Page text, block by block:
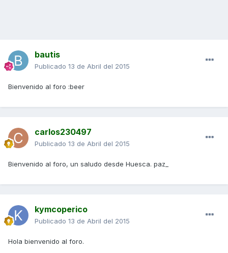
bautis
Publicado 13 de Abril del 2015
Bienvenido al foro :beer
carlos230497
Publicado 13 de Abril del 2015
Bienvenido al foro, un saludo desde Huesca. paz_
kymcoperico
Publicado 13 de Abril del 2015
Hola bienvenido al foro.